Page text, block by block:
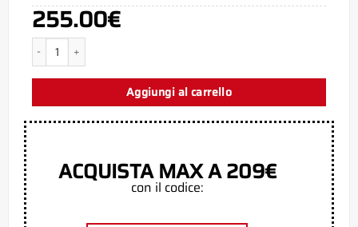
255.00€
BO7 PS5 Aim Controller quantità
Aggiungi al carrello
ACQUISTA MAX A 209€
con il codice: